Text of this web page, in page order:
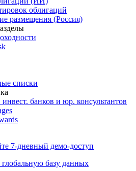
& Карты рынка
(ИИ)
облигаций
размещения (Россия)
списки
банков и юр. консультантов